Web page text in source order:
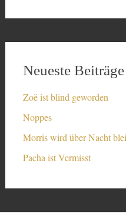
Neueste Beiträge
Zoë ist blind geworden
Noppes
Morris wird über Nacht
Pacha ist Vermisst